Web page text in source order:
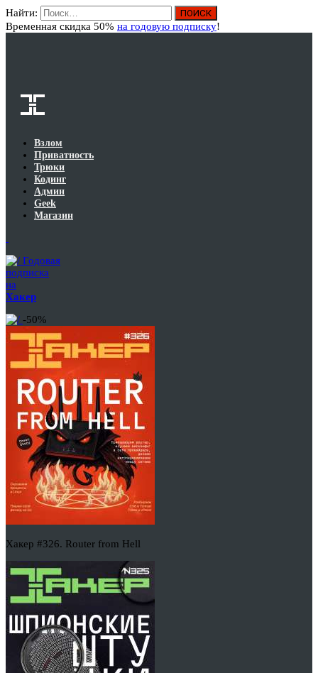
Найти:
Временная скидка 50% на годовую подписку!
Взлом
Приватность
Трюки
Кодинг
Админ
Geek
Магазин
Годовая
подписка
на
Хакер
-50%
Хакер #326. Router from Hell